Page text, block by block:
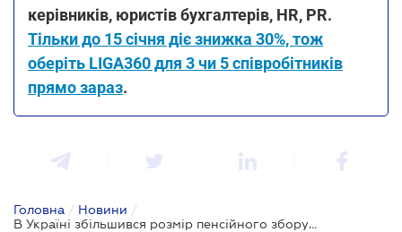
керівників, юристів бухгалтерів, HR, PR.
Тільки до 15 січня діє знижка 30%, тож
оберіть LIGA360 для 3 чи 5 співробітників
прямо зараз.
Головна / Новини /
В Україні збільшився розмір пенсійного збору при першій реєстрації легкового авто